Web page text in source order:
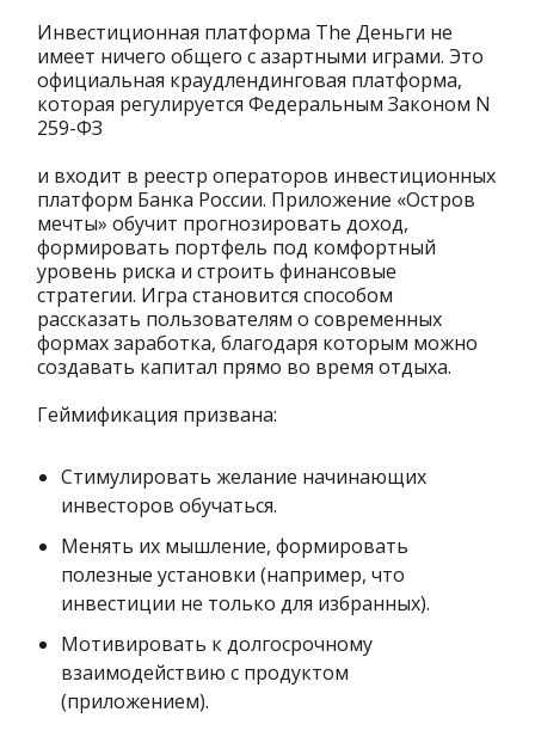
Инвестиционная платформа The Деньги не
имеет ничего общего с азартными играми. Это
официальная краудлендинговая платформа,
которая регулируется Федеральным Законом N
259-ФЗ
и входит в реестр операторов инвестиционных
платформ Банка России. Приложение «Остров
мечты» обучит прогнозировать доход,
формировать портфель под комфортный
уровень риска и строить финансовые
стратегии. Игра становится способом
рассказать пользователям о современных
формах заработка, благодаря которым можно
создавать капитал прямо во время отдыха.
Геймификация призвана:
Стимулировать желание начинающих
инвесторов обучаться.
Менять их мышление, формировать
полезные установки (например, что
инвестиции не только для избранных).
Мотивировать к долгосрочному
взаимодействию с продуктом
(приложением).